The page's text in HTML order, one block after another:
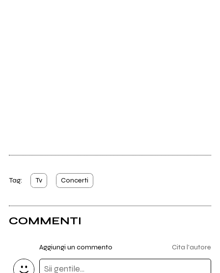
Tag: Tv Concerti
COMMENTI
Aggiungi un commento Cita l'autore